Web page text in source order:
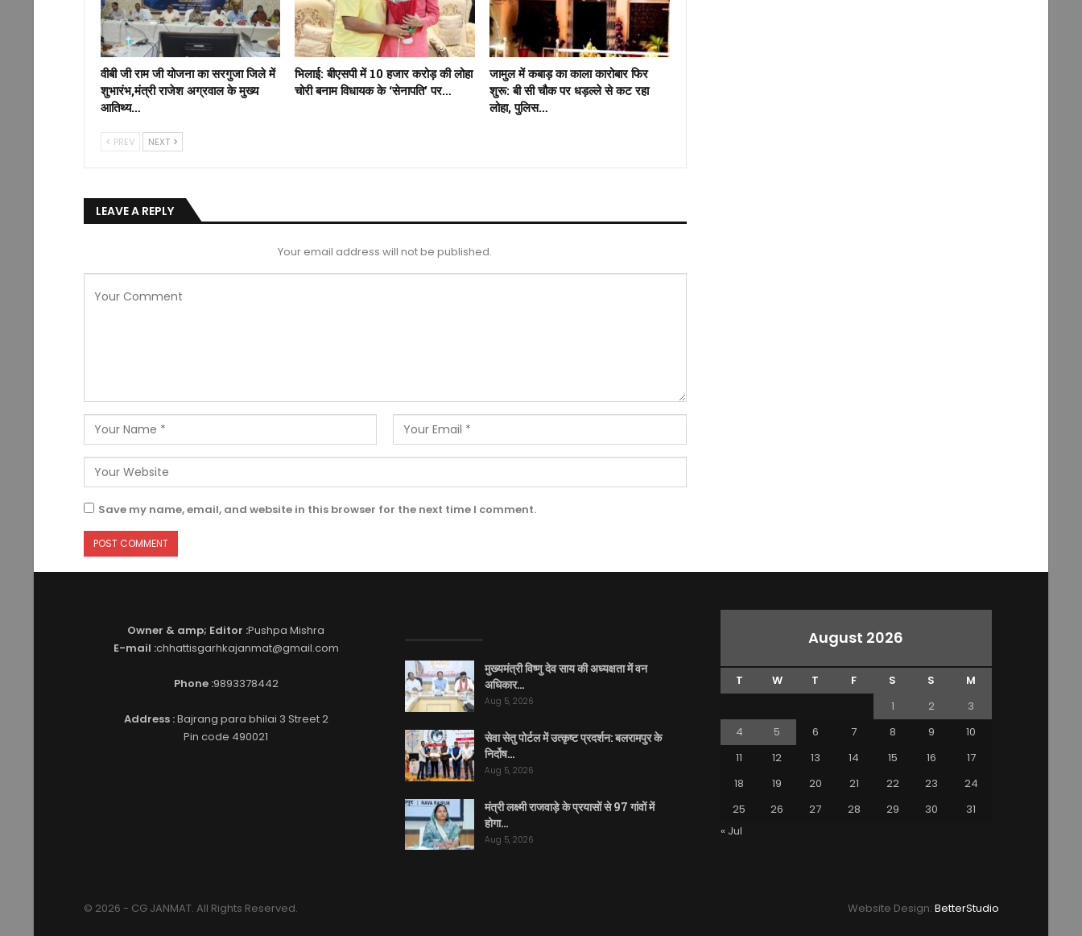
वीबी जी राम जी योजना का सरगुजा जिले में
शुभारंभ,मंत्री राजेश अग्रवाल के मुख्य
आतिथ्य…
भिलाई: बीएसपी में 10 हजार करोड़ की लोहा
चोरी बनाम विधायक के ‘सेनापति’ पर…
जामुल में कबाड़ का काला कारोबार फिर
शुरू: बी सी चौक पर धड़ल्ले से कट रहा
लोहा, पुलिस…
PREV NEXT
LEAVE A REPLY
Your email address will not be published.
Save my name, email, and website in this browser for the next time I comment.
Owner & amp; Editor :Pushpa Mishra
E-mail :chhattisgarhkajanmat@gmail.com
Phone :9893378442
Address :Bajrang para bhilai 3 Street 2
Pin code 490021
मुख्यमंत्री विष्णु देव साय की अध्यक्षता में वन
अधिकार…
Aug 5, 2026
सेवा सेतु पोर्टल में उत्कृष्ट प्रदर्शन: बलरामपुर के
निर्दोष…
Aug 5, 2026
मंत्री लक्ष्मी राजवाड़े के प्रयासों से 97 गांवों में
होगा…
Aug 5, 2026
August 2026
T W T F S S
M
1
2
3
4
5 6 7 8 9
10
11
12 13 14 15 16
17
18
19 20 21 22 23
24
25
26 27 28 29 30
31
« Jul
© 2026 - CG JANMAT. All Rights Reserved. Website Design: BetterStudio